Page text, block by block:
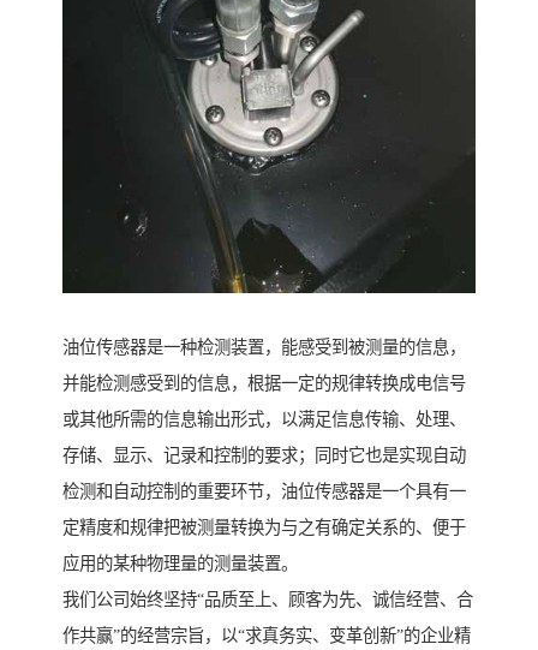
油位传感器是一种检测装置，能感受到被测量的信息，
并能检测感受到的信息，根据一定的规律转换成电信号
或其他所需的信息输出形式，以满足信息传输、处理、
存储、显示、记录和控制的要求；同时它也是实现自动
检测和自动控制的重要环节，油位传感器是一个具有一
定精度和规律把被测量转换为与之有确定关系的、便于
应用的某种物理量的测量装置。
我们公司始终坚持“品质至上、顾客为先、诚信经营、合
作共赢”的经营宗旨，以“求真务实、变革创新”的企业精